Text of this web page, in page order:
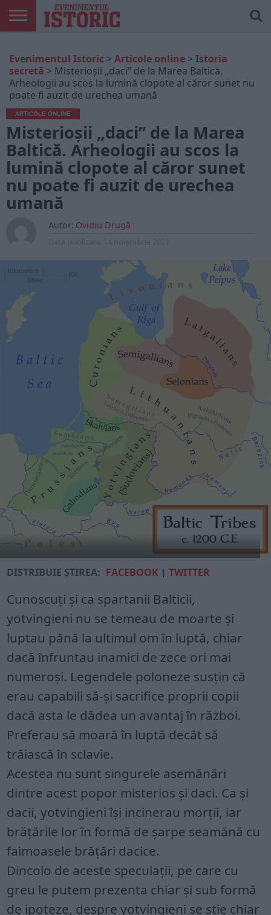
ONLINE
EDIȚII
TIPĂRITE
ISTORIC
PLAY
CONTUL
MEU
Evenimentul Istoric > Articole online > Istoria
secretă > Misterioșii „daci” de la Marea Baltică.
Arheologii au scos la lumină clopote al căror sunet nu
poate fi auzit de urechea umană
ARTICOLE ONLINE
Misterioșii „daci” de la Marea
Baltică. Arheologii au scos la
lumină clopote al căror sunet
nu poate fi auzit de urechea
umană
Autor: Ovidiu Drugă
DISTRIBUIE ȘTIREA: FACEBOOK |TWITTER
Cunoscuți și ca spartanii Balticii,
yotvingieni nu se temeau de moarte și
luptau până la ultimul om în luptă, chiar
dacă înfruntau inamici de zece ori mai
numeroși. Legendele poloneze susțin că
erau capabili să-și sacrifice proprii copii
dacă asta le dădea un avantaj în război.
Preferau să moară în luptă decât să
trăiască în sclavie.
Acestea nu sunt singurele asemănări
dintre acest popor misterios și daci. Ca și
dacii, yotvingieni își incinerau morții, iar
brățările lor în formă de șarpe seamănă cu
faimoasele brățări dacice.
Dincolo de aceste speculații, pe care cu
greu le putem prezenta chiar și sub formă
de ipoteze, despre yotvingieni se știe chiar